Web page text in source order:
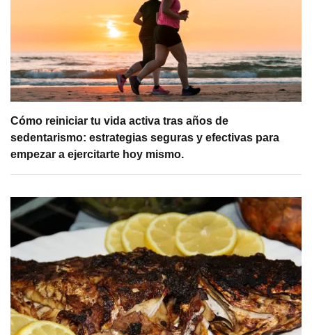
Cómo reiniciar tu vida activa tras años de
sedentarismo: estrategias seguras y efectivas para
empezar a ejercitarte hoy mismo.